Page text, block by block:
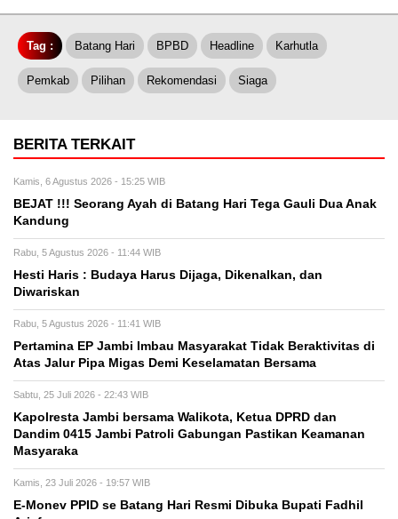
Tag : Batang Hari BPBD Headline Karhutla
Pemkab Pilihan Rekomendasi Siaga
BERITA TERKAIT
Kamis, 6 Agustus 2026 - 15:25 WIB
BEJAT !!! Seorang Ayah di Batang Hari Tega Gauli Dua Anak
Kandung
Rabu, 5 Agustus 2026 - 11:44 WIB
Hesti Haris : Budaya Harus Dijaga, Dikenalkan, dan
Diwariskan
Rabu, 5 Agustus 2026 - 11:41 WIB
Pertamina EP Jambi Imbau Masyarakat Tidak Beraktivitas di
Atas Jalur Pipa Migas Demi Keselamatan Bersama
Sabtu, 25 Juli 2026 - 22:43 WIB
Kapolresta Jambi bersama Walikota, Ketua DPRD dan
Dandim 0415 Jambi Patroli Gabungan Pastikan Keamanan
Masyaraka
Kamis, 23 Juli 2026 - 19:57 WIB
E-Monev PPID se Batang Hari Resmi Dibuka Bupati Fadhil